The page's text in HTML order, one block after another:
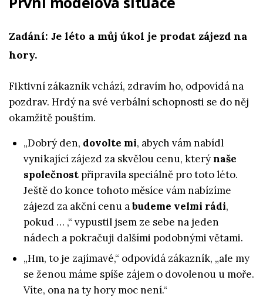
Zadání: Je léto a můj úkol je prodat zájezd na
hory.
Fiktivní zákazník vchází, zdravím ho, odpovídá na
pozdrav. Hrdý na své verbální schopnosti se do něj
okamžitě pouštím.
„Dobrý den, dovolte mi, abych vám nabídl
vynikající zájezd za skvělou cenu, kterýnaše
společnost připravila speciálně pro toto léto.
Ještě do konce tohoto měsíce vám nabízíme
zájezd za akční cenu abudeme velmi rádi,
pokud … ,“ vypustil jsem ze sebe na jeden
nádech a pokračuji dalšími podobnými větami.
„Hm, to je zajímavé,“ odpovídá zákazník, „ale my
se ženou máme spíše zájem o dovolenou u moře.
Víte, ona na ty hory moc není.“